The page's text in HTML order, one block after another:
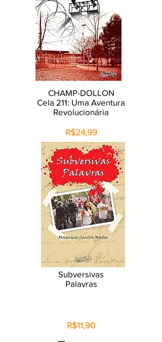
CHAMP-DOLLON
Cela 211: Uma Aventura
Revolucionária
R$24,99
Subversivas
Palavras
R$11,90